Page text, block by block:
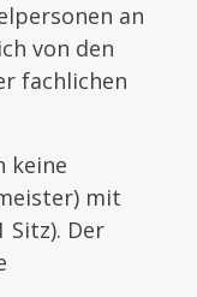
an
von den
fachlichen
keine
mit
Sitz). Der